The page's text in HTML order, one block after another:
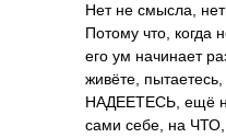
Нет не смысла,
Потому что, когда
его ум начинает
живёте,
НАДЕЕТЕСЬ, ещё
сами себе, на ЧТО,